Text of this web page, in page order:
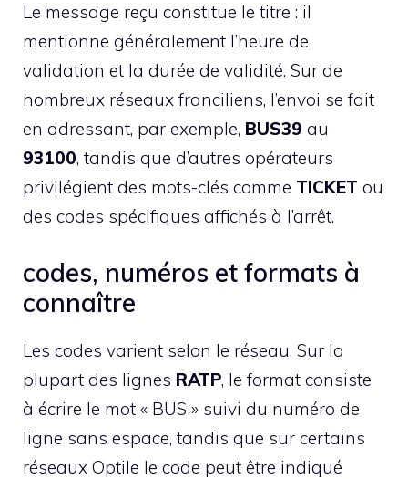
Le message reçu constitue le titre : il
mentionne généralement l’heure de
validation et la durée de validité. Sur de
nombreux réseaux franciliens, l’envoi se fait
en adressant, par exemple, BUS39 au
93100, tandis que d’autres opérateurs
privilégient des mots-clés comme TICKET ou
des codes spécifiques affichés à l’arrêt.
codes, numéros et formats à
connaître
Les codes varient selon le réseau. Sur la
plupart des lignes RATP, le format consiste
à écrire le mot « BUS » suivi du numéro de
ligne sans espace, tandis que sur certains
réseaux Optile le code peut être indiqué